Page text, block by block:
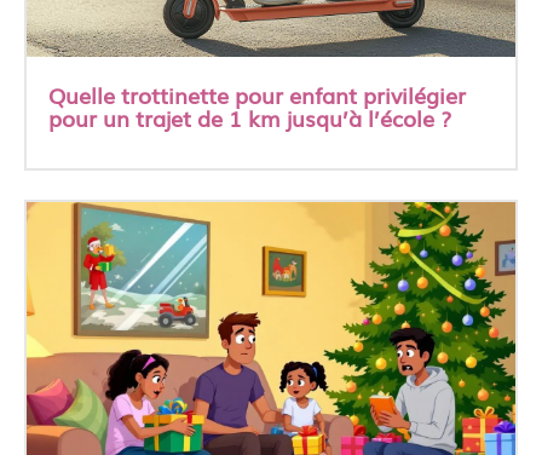
Quelle trottinette pour enfant privilégier
pour un trajet de 1 km jusqu’à l’école ?